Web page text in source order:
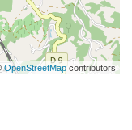
OpenStreetMapcontributors